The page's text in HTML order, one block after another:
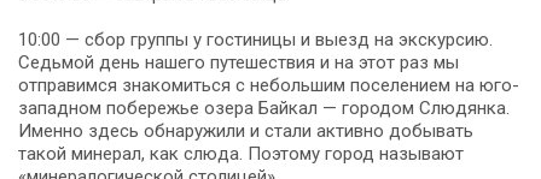
10:00 — сбор группы у гостиницы и выезд на экскурсию.
Седьмой день нашего путешествия и на этот раз мы
отправимся знакомиться с небольшим поселением на юго-
западном побережье озера Байкал — городом Слюдянка.
Именно здесь обнаружили и стали активно добывать
такой минерал, как слюда. Поэтому город называют